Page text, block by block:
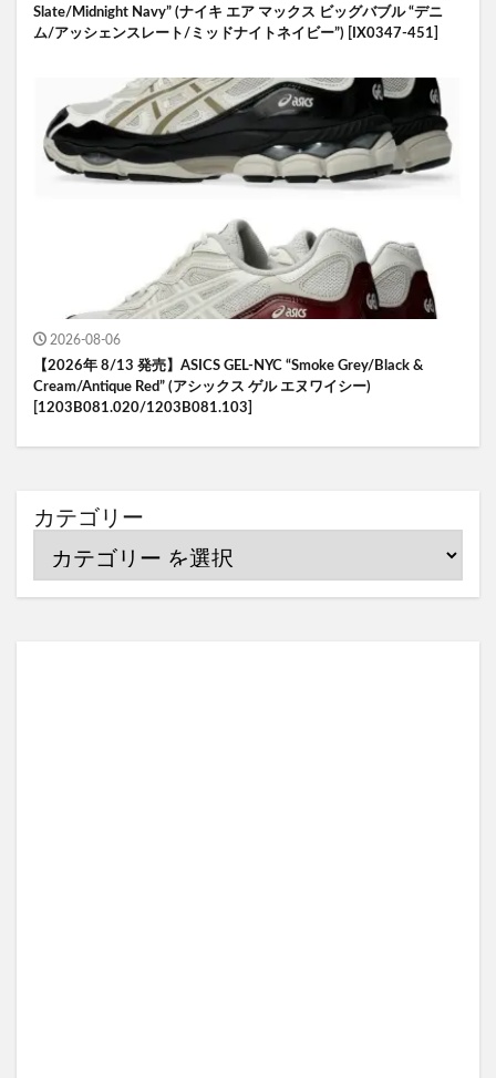
Slate/Midnight Navy” (ナイキ エア マックス ビッグバブル “デニ
ム/アッシェンスレート/ミッドナイトネイビー”) [IX0347-451]
2026-08-06
【2026年 8/13 発売】ASICS GEL-NYC “Smoke Grey/Black &
Cream/Antique Red” (アシックス ゲル エヌワイシー)
[1203B081.020/1203B081.103]
カテゴリー